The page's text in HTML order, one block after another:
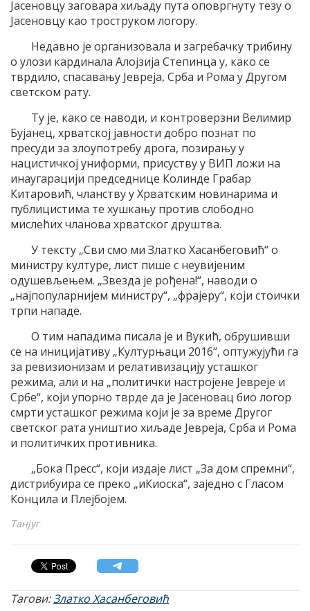
Јасеновцу заговара хиљаду пута оповргнуту тезу о
Јасеновцу као троструком логору.
Недавно је организовала и загребачку трибину
о улози кардинала Алојзија Степинца у, како се
тврдило, спасавању Јевреја, Срба и Рома у Другом
светском рату.
Ту је, како се наводи, и контроверзни Велимир
Бујанец, хрватској јавности добро познат по
пресуди за злоупотребу дрога, позирању у
нацистичкој униформи, присуству у ВИП ложи на
инаугарацији председнице Колинде Грабар
Китаровић, чланству у Хрватским новинарима и
публицистима те хушкању против слободно
мислећих чланова хрватског друштва.
У тексту „Сви смо ми Златко Хасанбеговић“ о
министру културе, лист пише с неувијеним
одушевљењем. „Звезда је рођена!“, наводи о
„најпопуларнијем министру“, „фрајеру“, који стоички
трпи нападе.
О тим нападима писала je и Вукић, обрушивши
се на иницијативу „Културњаци 2016“, оптужујући га
за ревизионизам и релативизацију усташког
режима, али и на „политички настројене Јевреје и
Србе“, који упорно тврде да је Јасеновац био логор
смрти усташког режима који је за време Другог
светског рата уништио хиљаде Јевреја, Срба и Рома
и политичких противника.
„Бока Пресс“, који издаје лист „За дом спремни“,
дистрибуира се преко „иКиоска“, заједно с Гласом
Концила и Плејбојем.
Танјуг
Тагови:Златко Хасанбеговић